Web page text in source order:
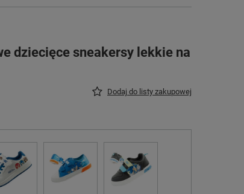
dziecięce sneakersy lekkie na
Dodaj do listy zakupowej